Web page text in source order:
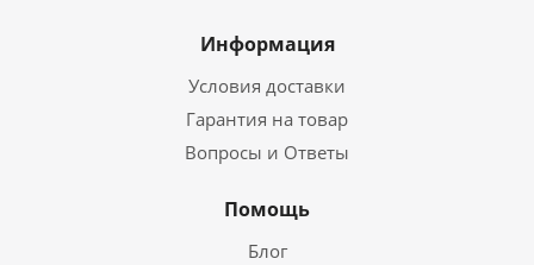
Информация
Условия доставки
Гарантия на товар
Вопросы и Ответы
Помощь
Блог